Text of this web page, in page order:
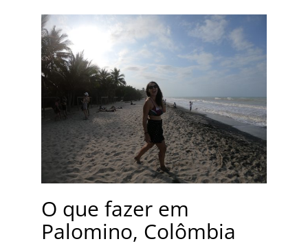
O que fazer em
Palomino, Colômbia